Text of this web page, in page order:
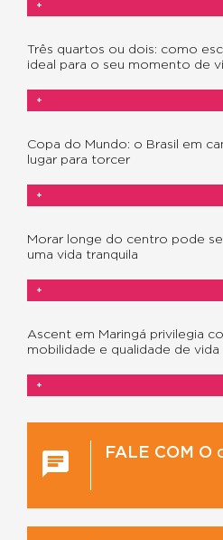
+
Três quartos ou dois: como
ideal para o seu momento de
+
Copa do Mundo: o Brasil em
lugar para torcer
+
Morar longe do centro pode
uma vida tranquila
+
Ascent em Maringá privilegia
mobilidade e qualidade de vida
+
FALE COM O